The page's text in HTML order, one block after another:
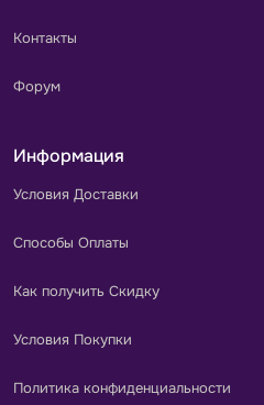
Контакты
Форум
Информация
Условия Доставки
Способы Оплаты
Как получить Скидку
Условия Покупки
Политика конфиденциальности